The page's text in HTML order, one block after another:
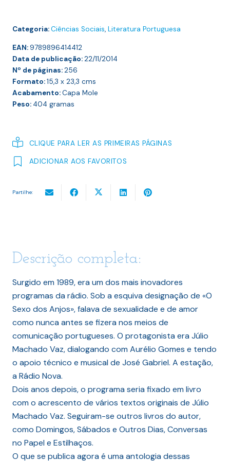
Categoria:Ciências Sociais, Literatura Portuguesa
EAN:9789896414412
Data de publicação:22/11/2014
Nº de páginas:256
Formato:15,3 x 23,3 cms
Acabamento:Capa Mole
Peso: 404 gramas
CLIQUE PARA LER AS PRIMEIRAS PÁGINAS
ADICIONAR AOS FAVORITOS
Partilhe:
Descrição completa:
Surgido em 1989, era um dos mais inovadores
programas da rádio. Sob a esquiva designação de «O
Sexo dos Anjos», falava de sexualidade e de amor
como nunca antes se fizera nos meios de
comunicação portugueses. O protagonista era Júlio
Machado Vaz, dialogando com Aurélio Gomes e tendo
o apoio técnico e musical de José Gabriel. A estação,
a Rádio Nova.
Dois anos depois, o programa seria fixado em livro
com o acrescento de vários textos originais de Júlio
Machado Vaz. Seguiram-se outros livros do autor,
como Domingos, Sábados e Outros Dias, Conversas
no Papel e Estilhaços.
O que se publica agora é uma antologia dessas